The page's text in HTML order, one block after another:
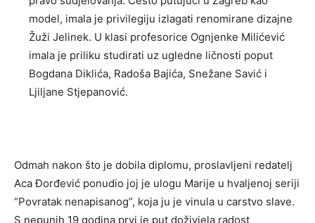
model, imala je privilegiju izlagati renomirane dizajne
Žuži Jelinek. U klasi profesorice Ognjenke Milićević
imala je priliku studirati uz ugledne ličnosti poput
Bogdana Diklića, Radoša Bajića, Snežane Savić i
Ljiljane Stjepanović.
Odmah nakon što je dobila diplomu, proslavljeni redatelj
Aca Đorđević ponudio joj je ulogu Marije u hvaljenoj seriji
“Povratak nenapisanog”, koja ju je vinula u carstvo slave.
S nepunih 19 godina prvi je put doživjela radost